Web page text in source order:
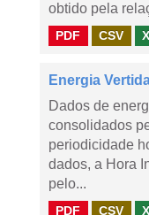
obtido pela
PDF CSV
Energia
Dados de
consolidados
periodicidade
dados, a Hora
pelo...
PDF CSV